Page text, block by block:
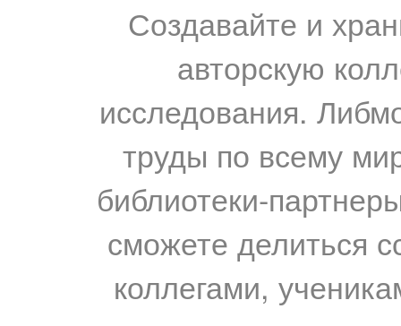
Создавайте и
авторскую
исследования.
труды по всему
библиотеки-
сможете делиться
коллегами,